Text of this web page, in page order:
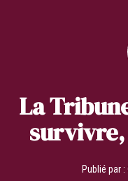
La
Publié par :